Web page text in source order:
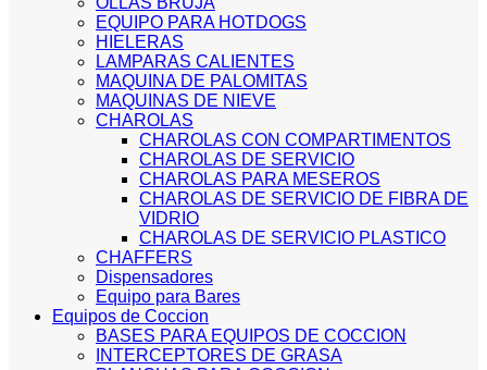
EQUIPO PARA HOTDOGS
HIELERAS
LAMPARAS CALIENTES
MAQUINA DE PALOMITAS
MAQUINAS DE NIEVE
CHAROLAS
CHAROLAS CON COMPARTIMENTOS
CHAROLAS DE SERVICIO
CHAROLAS PARA MESEROS
CHAROLAS DE SERVICIO DE FIBRA DE
VIDRIO
CHAROLAS DE SERVICIO PLASTICO
CHAFFERS
Dispensadores
Equipo para Bares
Equipos de Coccion
BASES PARA EQUIPOS DE COCCION
INTERCEPTORES DE GRASA